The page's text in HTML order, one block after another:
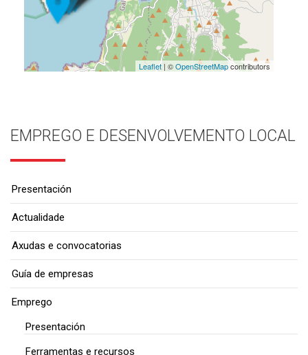
Leaflet| ©OpenStreetMapcontributors
EMPREGO E DESENVOLVEMENTO LOCAL
Presentación
Actualidade
Axudas e convocatorias
Guía de empresas
Emprego
Presentación
Ferramentas e recursos